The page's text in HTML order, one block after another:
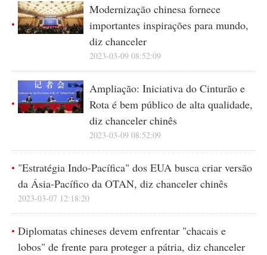
Modernização chinesa fornece
importantes inspirações para mundo,
diz chanceler
2023-03-09 08:52:09
Ampliação: Iniciativa do Cinturão e
Rota é bem público de alta qualidade,
diz chanceler chinês
2023-03-09 08:52:09
"Estratégia Indo-Pacífica" dos EUA busca criar versão
da Ásia-Pacífico da OTAN, diz chanceler chinês
2023-03-07 12:18:20
Diplomatas chineses devem enfrentar "chacais e
lobos" de frente para proteger a pátria, diz chanceler